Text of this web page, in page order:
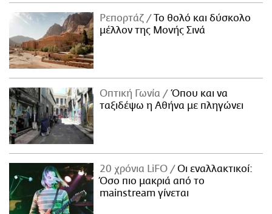
Ρεπορτάζ
Το θολό και δύσκολο
μέλλον της Μονής Σινά
Οπτική Γωνία
Όπου και να
ταξιδέψω η Αθήνα με πληγώνει
20 χρόνια LiFO
Οι εναλλακτικοί:
Όσο πιο μακριά από το
mainstream γίνεται